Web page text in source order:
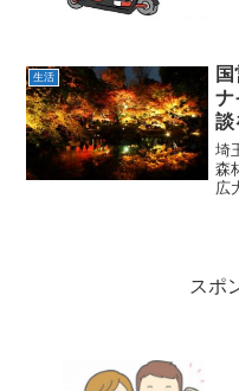
生活
ナ
談
埼
森
広
スポ